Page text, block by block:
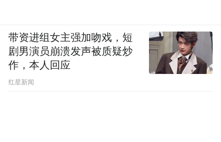
带资进组女主强加吻戏，短
剧男演员崩溃发声被质疑炒
作，本人回应
​红星新闻